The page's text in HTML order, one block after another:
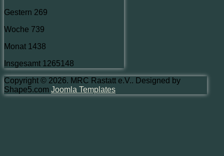
Gestern 269
Woche 739
Monat 1438
Insgesamt 1265148
Copyright © 2026. MRC Rastatt e.V.. Designed by
Shape5.com Joomla Templates